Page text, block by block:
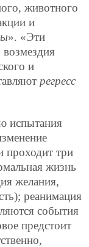
животного
и
». «Эти
и
регресс
испытания
проходит три
жизнь
желания,
реанимация
события
предстоит